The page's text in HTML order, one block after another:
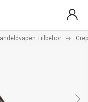
Tillbehör